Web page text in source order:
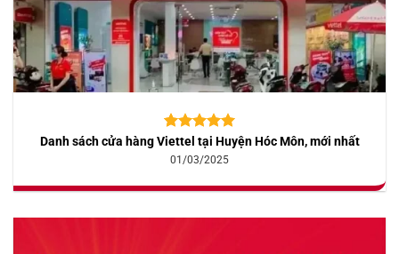
5.00trên 5
dựa trên
10
Danh sách cửa hàng Viettel tại Huyện Hóc Môn, mới nhất
01/03/2025